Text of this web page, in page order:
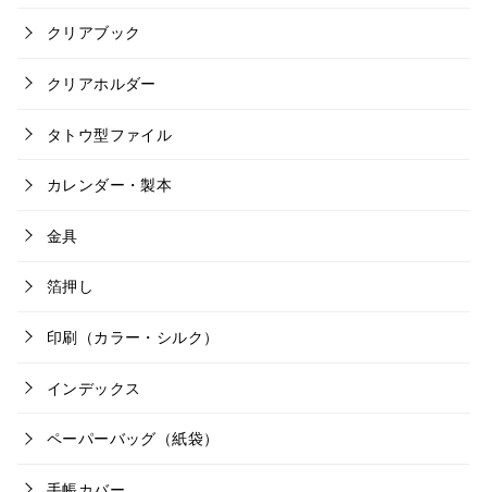
クリアブック
クリアホルダー
タトウ型ファイル
カレンダー・製本
金具
箔押し
印刷（カラー・シルク）
インデックス
ペーパーバッグ（紙袋）